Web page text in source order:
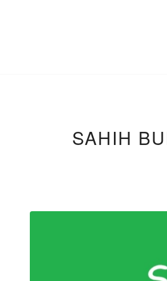
SAHIH